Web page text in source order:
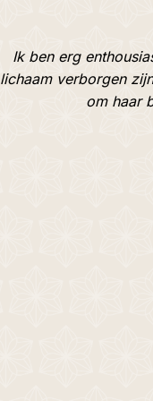
Ik ben erg
lichaam verborgen
om haar